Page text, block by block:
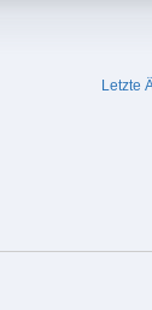
Letzte